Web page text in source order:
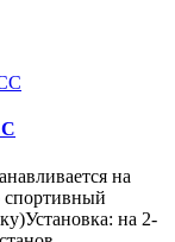
на
на 2-